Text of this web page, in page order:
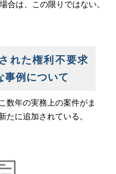
合は、この限りではない。
れた権利不要求
事例について
数年の実務上の案件がま
たに追加されている。